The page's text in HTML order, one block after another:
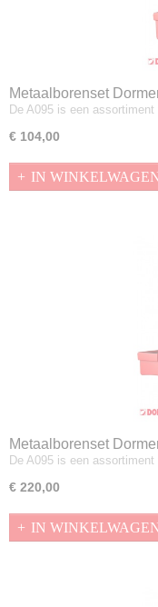
Metaalborenset
De A095 is een
€ 104,00
IN
Metaalborenset
De A095 is een
€ 220,00
IN